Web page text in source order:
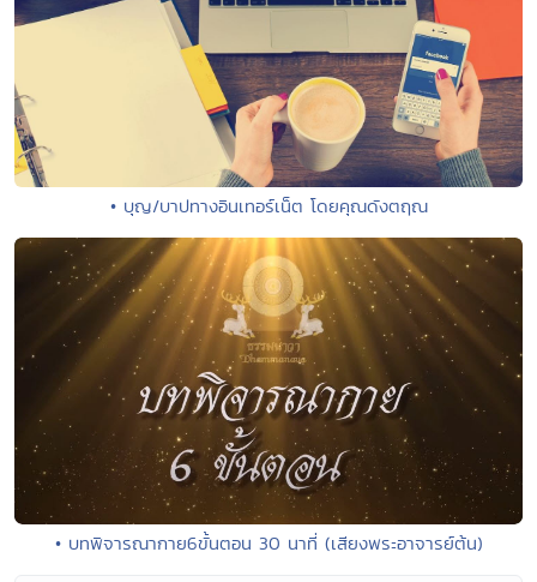
• บุญ/บาปทางอินเทอร์เน็ต โดยคุณดังตฤณ
• บทพิจารณากาย6ขั้นตอน 30 นาที่ (เสียงพระอาจารย์ต้น)